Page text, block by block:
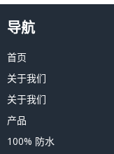
导航
首页
关于我们
关于我们
产品
100% 防水